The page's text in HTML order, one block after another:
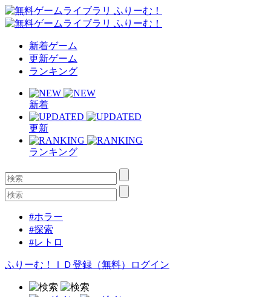
新着ゲーム
更新ゲーム
ランキング
新着
更新
ランキング
#ホラー
#探索
#レトロ
ふりーむ！ＩＤ登録（無料） ログイン